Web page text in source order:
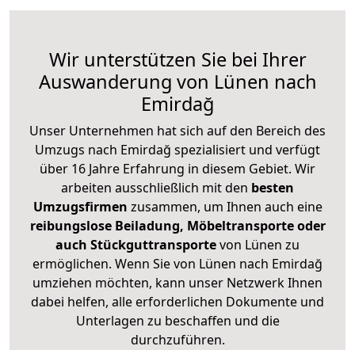
Wir unterstützen Sie bei Ihrer
Auswanderung von Lünen nach
Emirdağ
Unser Unternehmen hat sich auf den Bereich des
Umzugs nach Emirdağ spezialisiert und verfügt
über 16 Jahre Erfahrung in diesem Gebiet. Wir
arbeiten ausschließlich mit den besten
Umzugsfirmen zusammen, um Ihnen auch eine
reibungslose Beiladung, Möbeltransporte oder
auch Stückguttransportevon Lünen zu
ermöglichen. Wenn Sie von Lünen nach Emirdağ
umziehen möchten, kann unser Netzwerk Ihnen
dabei helfen, alle erforderlichen Dokumente und
Unterlagen zu beschaffen und die
durchzuführen.